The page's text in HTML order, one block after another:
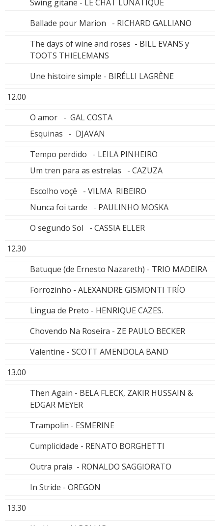
Swing gitane - LE CHAT LUNATIQUE
Ballade pour Marion - RICHARD GALLIANO
The days of wine and roses - BILL EVANS y
TOOTS THIELEMANS
Une histoire simple - BIRÉLLI LAGRÈNE
12.00
O amor - GAL COSTA
Esquinas - DJAVAN
Tempo perdido - LEILA PINHEIRO
Um tren para as estrelas - CAZUZA
Escolho voçê - VILMA RIBEIRO
Nunca foi tarde - PAULINHO MOSKA
O segundo Sol - CASSIA ELLER
12.30
Batuque (de Ernesto Nazareth) - TRIO MADEIRA
Forrozinho - ALEXANDRE GISMONTI TRÍO
Lingua de Preto - HENRIQUE CAZES.
Chovendo Na Roseira - ZE PAULO BECKER
Valentine - SCOTT AMENDOLA BAND
13.00
Then Again - BELA FLECK, ZAKIR HUSSAIN &
EDGAR MEYER
Trampolin - ESMERINE
Cumplicidade - RENATO BORGHETTI
Outra praia - RONALDO SAGGIORATO
In Stride - OREGON
13.30